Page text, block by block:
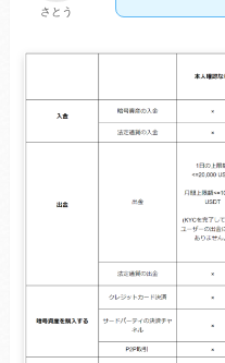
さとう